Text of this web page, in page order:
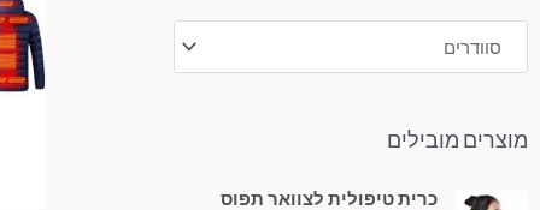
מוצרים מובילים
כרית טיפולית לצוואר תפוס